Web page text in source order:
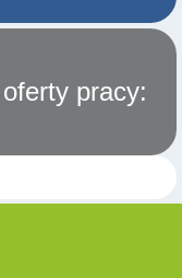
pracy: